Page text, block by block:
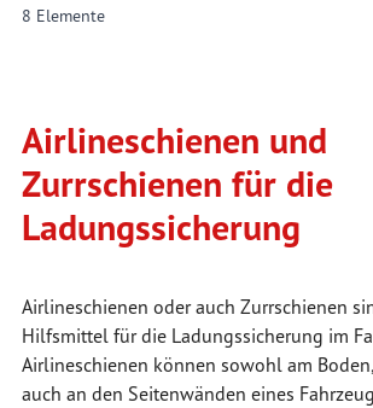
8 Elemente
Airlineschienen und
Zurrschienen für die
Ladungssicherung
Airlineschienen oder auch Zurrschienen
Hilfsmittel für die Ladungssicherung im
Airlineschienen können sowohl am
auch an den Seitenwänden eines